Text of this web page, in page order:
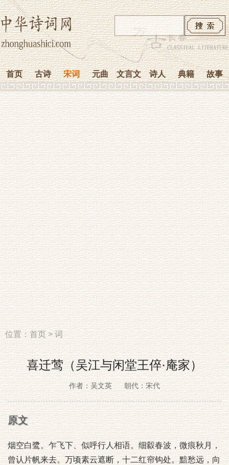
首页 古诗 宋词 元曲 文言文 诗人 典籍 故事
位置：首页>词
喜迁莺（吴江与闲堂王倅·庵家）
作者：吴文英 朝代：宋代
原文
烟空白鹭。乍飞下、似呼行人相语。细縠春波，微痕秋月，
曾认片帆来去。万顷素云遮断，十二红帘钩处。黯愁远，向